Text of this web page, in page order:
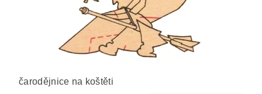
čarodějnice na koštěti